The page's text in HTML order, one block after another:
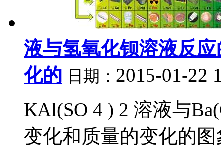
液与氢氧化钡溶液反
化的 日期： 2015-01-22
KAl(SO 4 ) 2 溶液与
变化和质量的变化的图